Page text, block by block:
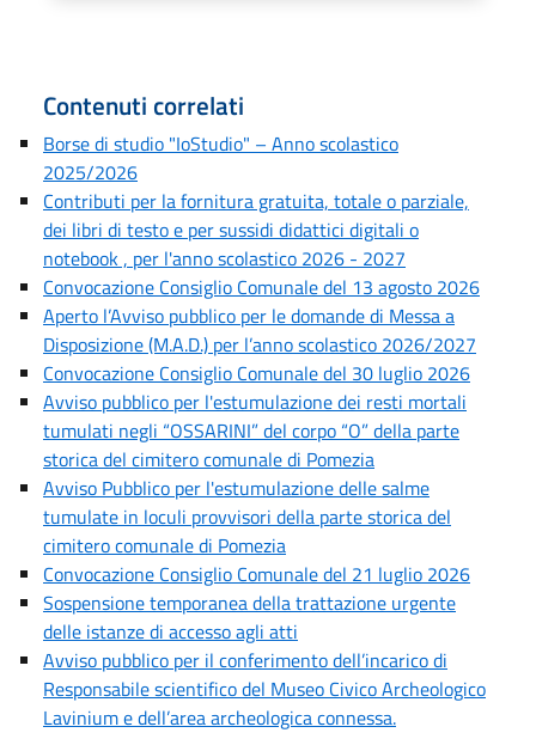
Contenuti correlati
Borse di studio "IoStudio" – Anno scolastico
2025/2026
Contributi per la fornitura gratuita, totale o parziale,
dei libri di testo e per sussidi didattici digitali o
notebook , per l'anno scolastico 2026 - 2027
Convocazione Consiglio Comunale del 13 agosto 2026
Aperto l’Avviso pubblico per le domande di Messa a
Disposizione (M.A.D.) per l’anno scolastico 2026/2027
Convocazione Consiglio Comunale del 30 luglio 2026
Avviso pubblico per l'estumulazione dei resti mortali
tumulati negli “OSSARINI” del corpo “O” della parte
storica del cimitero comunale di Pomezia
Avviso Pubblico per l'estumulazione delle salme
tumulate in loculi provvisori della parte storica del
cimitero comunale di Pomezia
Convocazione Consiglio Comunale del 21 luglio 2026
Sospensione temporanea della trattazione urgente
delle istanze di accesso agli atti
Avviso pubblico per il conferimento dell’incarico di
Responsabile scientifico del Museo Civico Archeologico
Lavinium e dell’area archeologica connessa.